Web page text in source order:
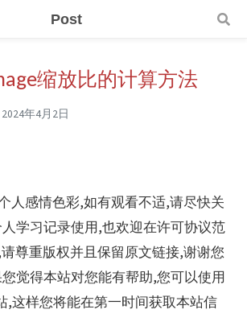
Post
缩放比的计算方法
2024年4月2日
人感情色彩,如有观看不适,请尽快关
学习记录使用,也欢迎在许可协议范
尊重版权并且保留原文链接,谢谢您
觉得本站对您能有帮助,您可以使用
,这样您将能在第一时间获取本站信